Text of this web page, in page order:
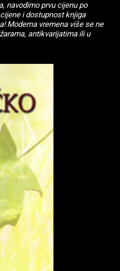
navodimo prvu cijenu po
i dostupnost knjiga
Moderna vremena više se ne
antikvarijatima ili u